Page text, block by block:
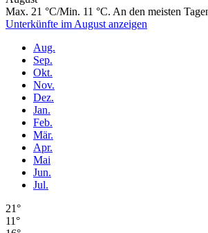
Max. 21 °C/Min. 11 °C. An den meisten
Unterkünfte im August anzeigen
Aug.
Sep.
Okt.
Nov.
Dez.
Jan.
Feb.
Mär.
Apr.
Mai
Jun.
Jul.
21°
11°